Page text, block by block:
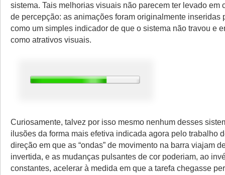
sistema. Tais melhorias visuais não parecem ter levado em
de percepção: as animações foram originalmente inseridas
como um simples indicador de que o sistema não travou e
como atrativos visuais.
Curiosamente, talvez por isso mesmo nenhum desses
ilusões da forma mais efetiva indicada agora pelo trabalho
direção em que as “ondas” de movimento na barra viajam
invertida, e as mudanças pulsantes de cor poderiam, ao
constantes, acelerar à medida em que a tarefa chegasse